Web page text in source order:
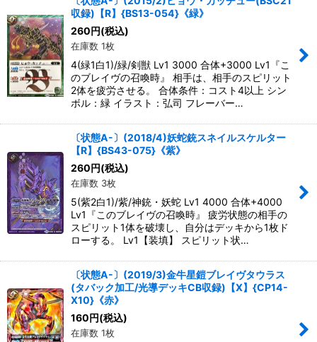
収録)【R】{BS13-054}《緑》
260 円(税込)
在庫数 1枚
4(緑1白1)/緑/剣獣 Lv1 3000 合体+3000 Lv1『こ
のブレイヴの召喚時』 相手は、相手のスピリット
2体を疲労させる。 合体条件：コスト4以上 シン
ボル：緑 イラスト：弘司 フレーバー…
〔状態A-〕(2018/4)妖蛇銃スネイルスケルター
【R】{BS43-075}《紫》
260 円(税込)
在庫数 3枚
5(紫2白1)/紫/神銃・妖蛇 Lv1 4000 合体+4000
Lv1『このブレイヴの召喚時』 疲労状態の相手の
スピリット1体を破壊し、自分はデッキから1枚ド
ローする。 Lv1【装填】 スピリット状…
〔状態A-〕(2019/3)金牛星鎧ブレイヴタウラス
(タバック加工/光導デッキCB収録)【X】{CP14-
X10}《赤》
160 円(税込)
在庫数 1枚